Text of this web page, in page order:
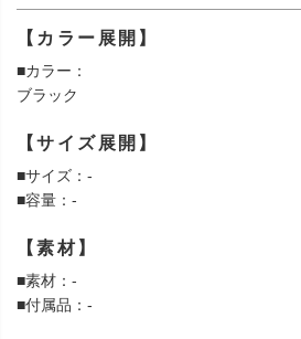
【カラー展開】
■カラー：
ブラック
【サイズ展開】
■サイズ：-
■容量：-
【素材】
■素材：-
■付属品：-